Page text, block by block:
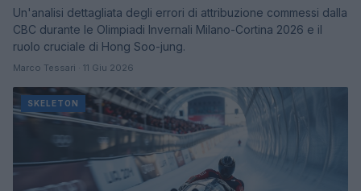
Un'analisi dettagliata degli errori di attribuzione commessi dalla
CBC durante le Olimpiadi Invernali Milano-Cortina 2026 e il
ruolo cruciale di Hong Soo-jung.
Marco Tessari · 11 Giu 2026
SKELETON